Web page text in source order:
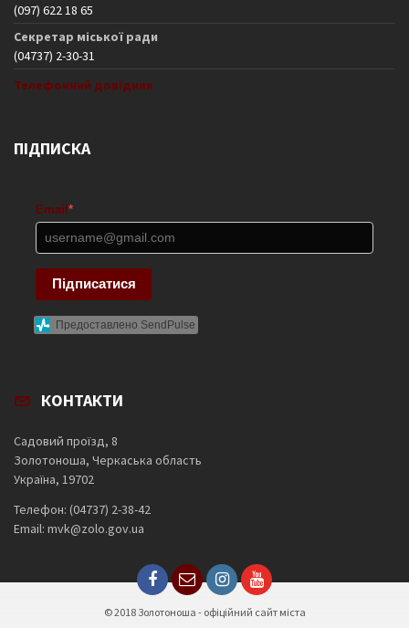
(097) 622 18 65
Секретар міської ради
(04737) 2-30-31
Телефонний довідник
ПІДПИСКА
Email *
Підписатися
Предоставлено SendPulse
КОНТАКТИ
Садовий проїзд, 8
Золотоноша, Черкаська область
Україна, 19702
Телефон: (04737) 2-38-42
Email: mvk@zolo.gov.ua
© 2018 Золотоноша - офіційний сайт міста